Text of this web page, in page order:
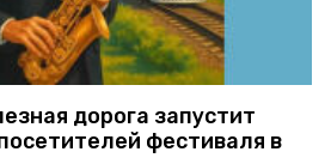
дорога запустит
фестиваля в